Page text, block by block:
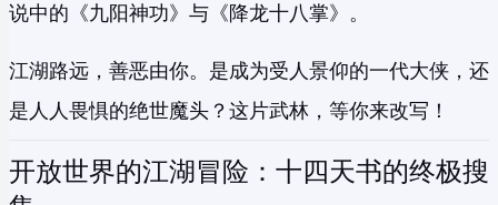
说中的《九阳神功》与《降龙十八掌》。
江湖路远，善恶由你。是成为受人景仰的一代大侠，还
是人人畏惧的绝世魔头？这片武林，等你来改写！
开放世界的江湖冒险：十四天书的终极搜